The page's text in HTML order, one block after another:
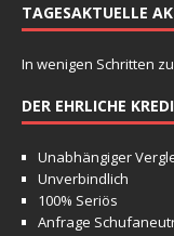
TAGESAKTUELLE
In wenigen Schritten
DER EHRLICHE
Unabhängiger
Unverbindlich
100% Seriös
Anfrage